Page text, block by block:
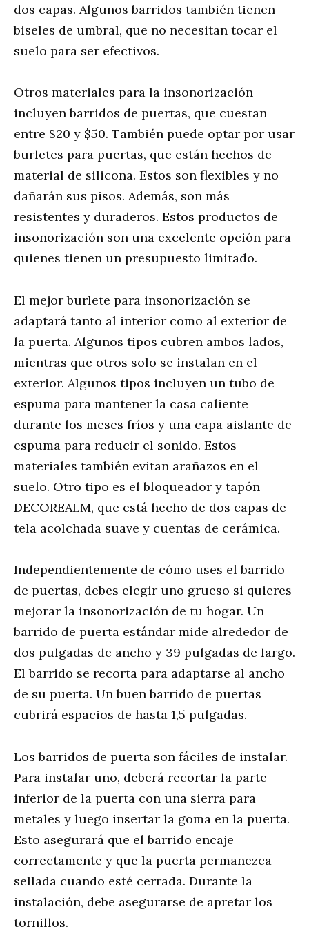
dos capas. Algunos barridos también tienen
biseles de umbral, que no necesitan tocar el
suelo para ser efectivos.
Otros materiales para la insonorización
incluyen barridos de puertas, que cuestan
entre $20 y $50. También puede optar por usar
burletes para puertas, que están hechos de
material de silicona. Estos son flexibles y no
dañarán sus pisos. Además, son más
resistentes y duraderos. Estos productos de
insonorización son una excelente opción para
quienes tienen un presupuesto limitado.
El mejor burlete para insonorización se
adaptará tanto al interior como al exterior de
la puerta. Algunos tipos cubren ambos lados,
mientras que otros solo se instalan en el
exterior. Algunos tipos incluyen un tubo de
espuma para mantener la casa caliente
durante los meses fríos y una capa aislante de
espuma para reducir el sonido. Estos
materiales también evitan arañazos en el
suelo. Otro tipo es el bloqueador y tapón
DECOREALM, que está hecho de dos capas de
tela acolchada suave y cuentas de cerámica.
Independientemente de cómo uses el barrido
de puertas, debes elegir uno grueso si quieres
mejorar la insonorización de tu hogar. Un
barrido de puerta estándar mide alrededor de
dos pulgadas de ancho y 39 pulgadas de largo.
El barrido se recorta para adaptarse al ancho
de su puerta. Un buen barrido de puertas
cubrirá espacios de hasta 1,5 pulgadas.
Los barridos de puerta son fáciles de instalar.
Para instalar uno, deberá recortar la parte
inferior de la puerta con una sierra para
metales y luego insertar la goma en la puerta.
Esto asegurará que el barrido encaje
correctamente y que la puerta permanezca
sellada cuando esté cerrada. Durante la
instalación, debe asegurarse de apretar los
tornillos.